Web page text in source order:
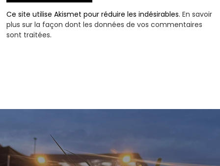
Ce site utilise Akismet pour réduire les indésirables.En savoir
plus sur la façon dont les données de vos commentaires
sont traitées.